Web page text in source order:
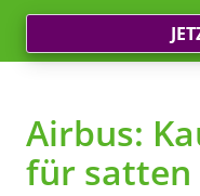
Airbus:
für satten